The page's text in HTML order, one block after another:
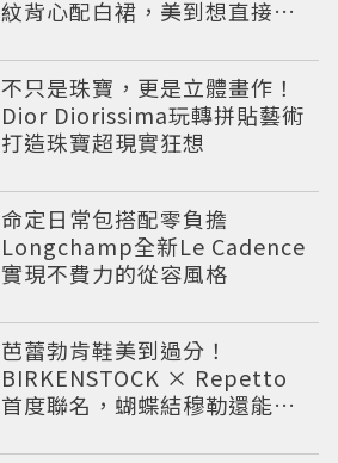
紋背心配白裙，美到想直接複
不只是珠寶，更是立體畫作！
Dior Diorissima玩轉拼貼藝術
打造珠寶超現實狂想
命定日常包搭配零負擔
Longchamp全新Le Cadence
實現不費力的從容風格
芭蕾勃肯鞋美到過分！
BIRKENSTOCK × Repetto
首度聯名，蝴蝶結穆勒還能綁